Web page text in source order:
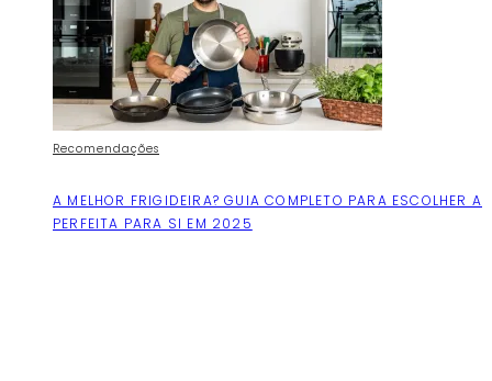
Recomendações
A MELHOR FRIGIDEIRA? GUIA COMPLETO PARA ESCOLHER A
PERFEITA PARA SI EM 2025